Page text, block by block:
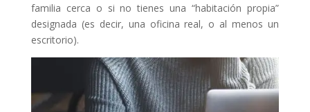
familia cerca o si no tienes una “habitación propia”
designada (es decir, una oficina real, o al menos un
escritorio).